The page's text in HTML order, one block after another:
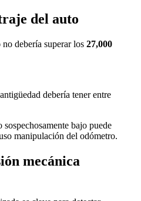
del auto
debería superar los 27,000
debería tener entre
bajo puede
manipulación del odómetro.
mecánica